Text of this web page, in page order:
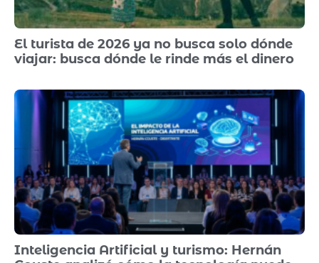
El turista de 2026 ya no busca solo dónde
viajar: busca dónde le rinde más el dinero
Inteligencia Artificial y turismo: Hernán